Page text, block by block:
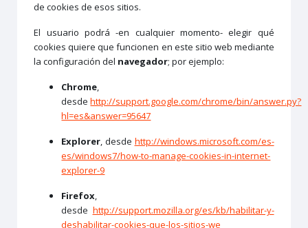
de cookies de esos sitios.
El usuario podrá -en cualquier momento- elegir qué
cookies quiere que funcionen en este sitio web mediante
la configuración del navegador; por ejemplo:
Chrome,
desdehttp://support.google.com/chrome/bin/answer.py?
hl=es&answer=95647
Explorer, desde http://windows.microsoft.com/es-
es/windows7/how-to-manage-cookies-in-internet-
explorer-9
Firefox,
desde http://support.mozilla.org/es/kb/habilitar-y-
deshabilitar-cookies-que-los-sitios-we